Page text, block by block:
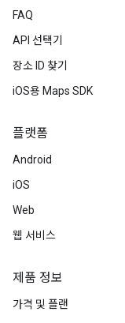
FAQ
API 선택기
장소 ID 찾기
iOS용 Maps SDK
플랫폼
Android
iOS
Web
웹 서비스
제품 정보
가격 및 플랜